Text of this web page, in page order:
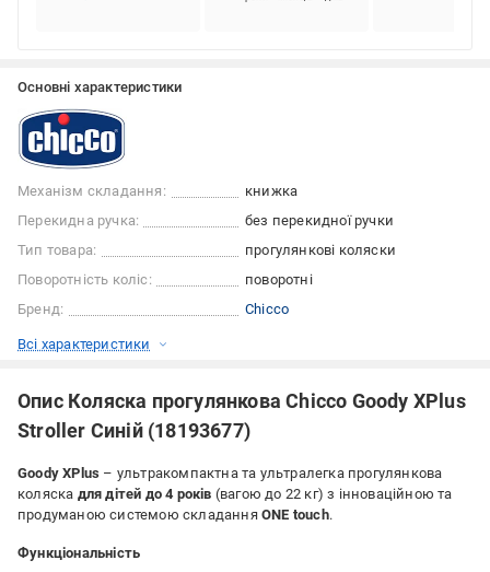
Основні характеристики
Механізм складання:
книжка
Перекидна ручка:
без перекидної ручки
Тип товара:
прогулянкові коляски
Поворотність коліс:
поворотні
Бренд:
Chicco
Всі характеристики
Опис Коляска прогулянкова Chicco Goody XPlus
Stroller Синій (18193677)
Goody XPlus – ультракомпактна та ультралегка прогулянкова
коляска для дітей до 4 років (вагою до 22 кг) з інноваційною та
продуманою системою складання ONE touch.
Функціональність